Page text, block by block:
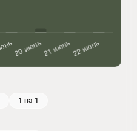
1 на 1